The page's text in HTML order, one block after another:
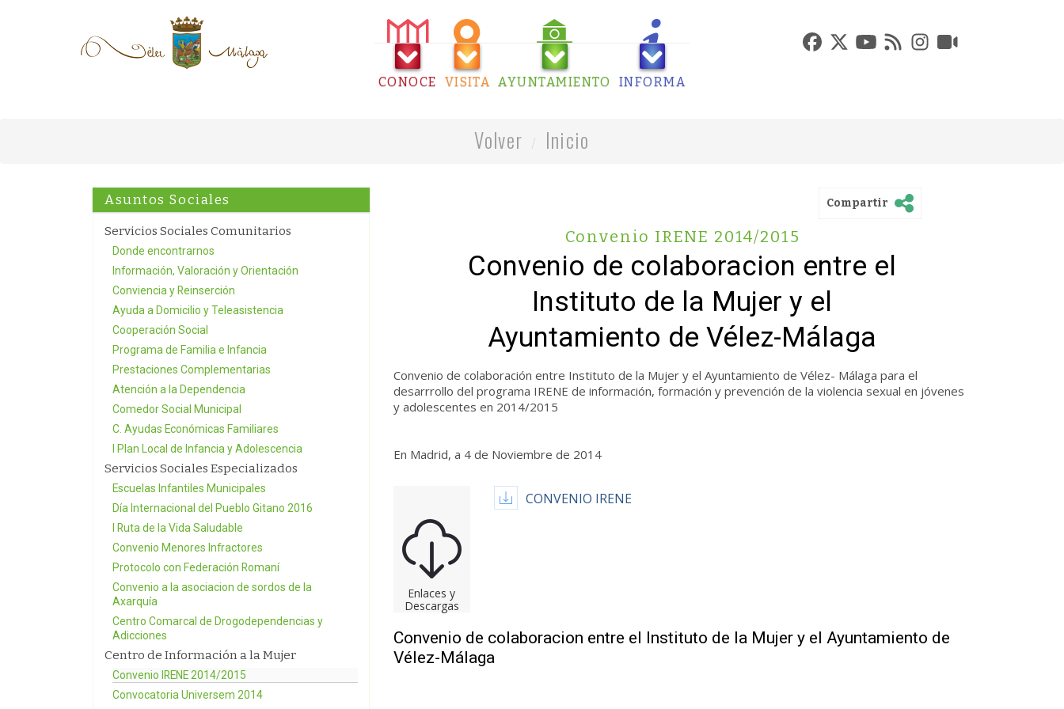
CONOCE VISITA AYUNTAMIENTO INFORMA
Volver Inicio
Asuntos Sociales
Servicios Sociales Comunitarios
Donde encontrarnos
Información, Valoración y Orientación
Conviencia y Reinserción
Ayuda a Domicilio y Teleasistencia
Cooperación Social
Programa de Familia e Infancia
Prestaciones Complementarias
Atención a la Dependencia
Comedor Social Municipal
C. Ayudas Económicas Familiares
I Plan Local de Infancia y Adolescencia
Servicios Sociales Especializados
Escuelas Infantiles Municipales
Día Internacional del Pueblo Gitano 2016
I Ruta de la Vida Saludable
Convenio Menores Infractores
Protocolo con Federación Romaní
Convenio a la asociacion de sordos de la
Axarquía
Centro Comarcal de Drogodependencias y
Adicciones
Centro de Información a la Mujer
Convenio IRENE 2014/2015
Convocatoria Universem 2014
Compartir
Convenio IRENE 2014/2015
Convenio de colaboracion entre el
Instituto de la Mujer y el
Ayuntamiento de Vélez-Málaga
Convenio de colaboración entre Instituto de la Mujer y el Ayuntamiento de Vélez- Málaga para el
desarrrollo del programa IRENE de información, formación y prevención de la violencia sexual en jóvenes
y adolescentes en 2014/2015
En Madrid, a 4 de Noviembre de 2014
Enlaces y
Descargas
CONVENIO IRENE
Convenio de colaboracion entre el Instituto de la Mujer y el Ayuntamiento de
Vélez-Málaga